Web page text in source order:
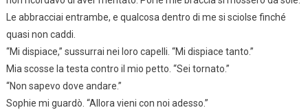
Le abbracciai entrambe, e qualcosa dentro di me si sciolse finché
quasi non caddi.
“Mi dispiace,” sussurrai nei loro capelli. “Mi dispiace tanto.”
Mia scosse la testa contro il mio petto. “Sei tornato.”
“Non sapevo dove andare.”
Sophie mi guardò. “Allora vieni con noi adesso.”